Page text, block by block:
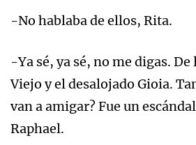
-No hablaba de ellos, Rita.
-Ya sé, ya sé, no me digas.
Viejo y el desalojado Gioia.
van a amigar? Fue un
Raphael.